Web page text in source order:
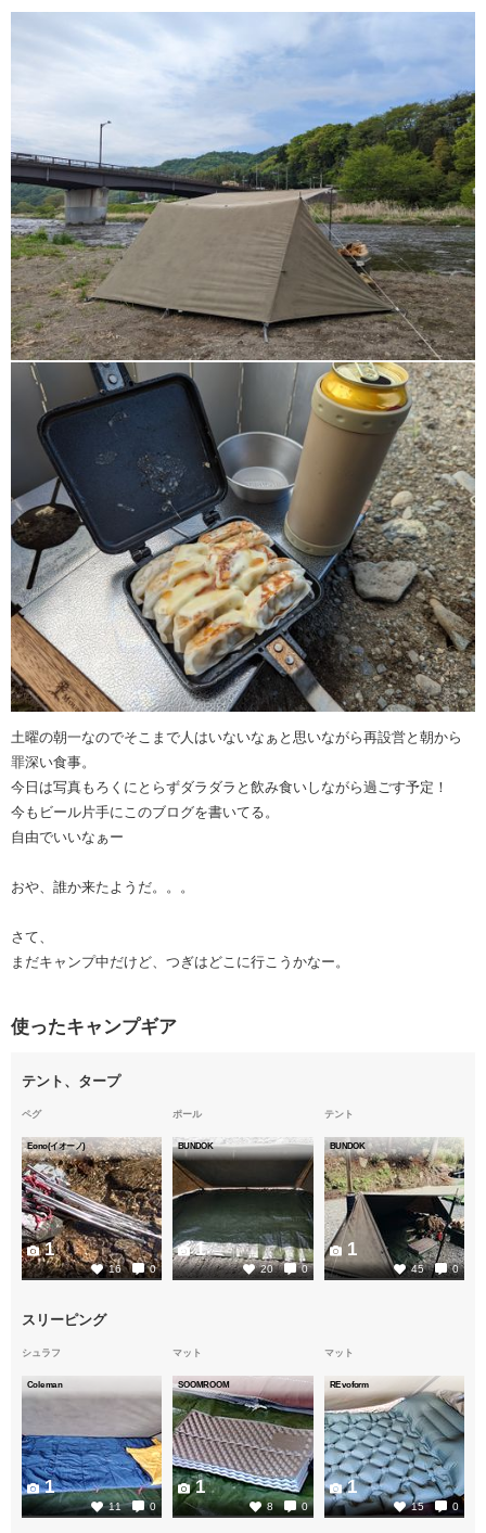
土曜の朝一なのでそこまで人はいないなぁと思いながら再設営と朝から
罪深い食事。
今日は写真もろくにとらずダラダラと飲み食いしながら過ごす予定！
今もビール片手にこのブログを書いてる。
自由でいいなぁー
おや、誰か来たようだ。。。
さて、
まだキャンプ中だけど、つぎはどこに行こうかなー。
使ったキャンプギア
テント、タープ
ペグ
Eono(イオーノ)
16 0
1
ポール
BUNDOK
20 0
1
テント
BUNDOK
45 0
1
スリーピング
シュラフ
Coleman
11 0
1
マット
SOOMROOM
8 0
1
マット
REvoform
15 0
1